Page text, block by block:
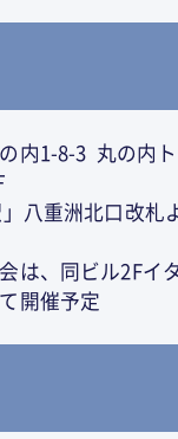
内1-8-3 丸の内
八重洲北口改札
は、同ビル2Fイ
開催予定